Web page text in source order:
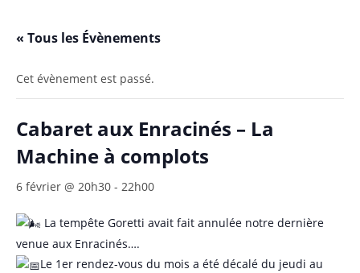
« Tous les Évènements
Cet évènement est passé.
Cabaret aux Enracinés – La
Machine à complots
6 février @ 20h30 - 22h00
La tempête Goretti avait fait annulée notre dernière
venue aux Enracinés….
Le 1er rendez-vous du mois a été décalé du jeudi au